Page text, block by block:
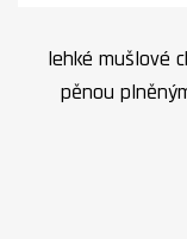
lehké mušlové
pěnou